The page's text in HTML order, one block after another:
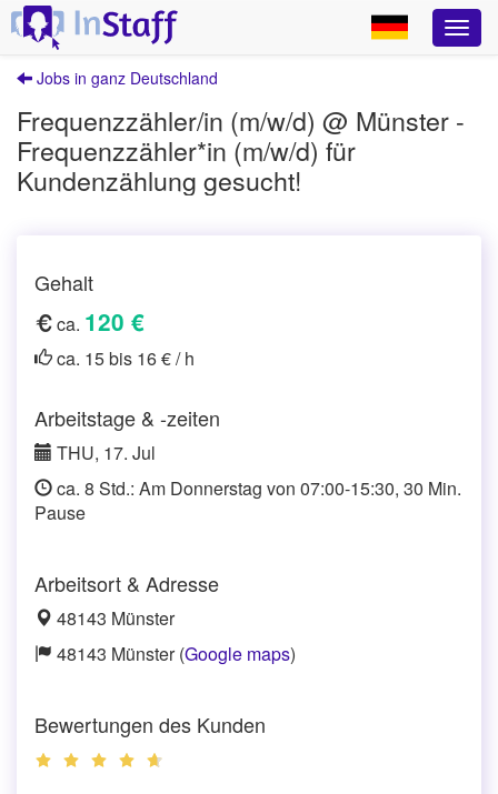
Jobs in ganz Deutschland
Frequenzzähler/in (m/w/d) @ Münster -
Frequenzzähler*in (m/w/d) für
Kundenzählung gesucht!
Gehalt
ca. 120 €
ca. 15 bis 16 € / h
Arbeitstage & -zeiten
THU, 17. Jul
ca. 8 Std.: Am Donnerstag von 07:00-15:30, 30 Min.
Pause
Arbeitsort & Adresse
48143 Münster
48143 Münster (Google maps)
Bewertungen des Kunden